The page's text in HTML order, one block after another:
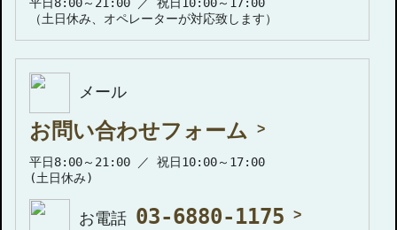
（土日休み、オペレーターが対応致します）
メール
お問い合わせフォーム
平日8:00～21:00 ／ 祝日10:00～17:00
(土日休み)
お電話 03-6880-1175